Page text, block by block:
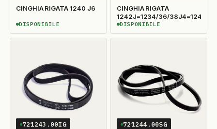
CINGHIA RIGATA 1240 J6
DISPONIBILE
DISPONIBILE
CINGHIA RIGATA
1242J=1234/36/38J4=1244PJ
DISPONIBILE
DISPONIBILE
721243.00IG 721244.00SG